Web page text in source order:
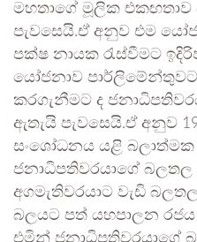
මහතාගේ මූලික
පැවසෙයි.ඒ අනුව එම
පක්ෂ නායක රැස්වීමට
යෝජනාව
කරගැනීමට ද
ඇතැයි පැවසෙයි.ඒ අනුව
සං‌ශෝධනය යළි
ජනාධිපතිවරයාගේ
අගමැතිවරයාට වැඩි
බලයට පත් යහපාලන
එමින් ජනාධිපතිවරයාගේ